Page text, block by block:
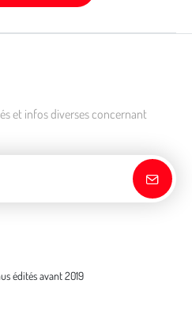
et infos diverses concernant
édités avant 2019